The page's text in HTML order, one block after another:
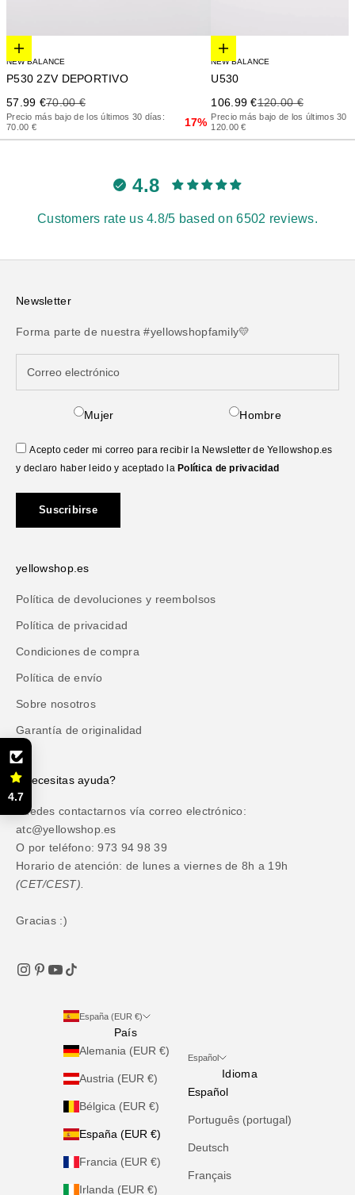
Elige opciones
NEW BALANCE
P530 2ZV DEPORTIVO
Precio de oferta
57.99 €Precio anterior
70.00 €
Precio más bajo de los últimos 30 días:
70.00 €
17%
Elige opciones
NEW BALANCE
U530
Precio de oferta
106.99 €Precio anterior
120.00 €
Precio más bajo de los últimos 30
120.00 €
4.8
Customers rate us 4.8/5 based on 6502 reviews.
Newsletter
Forma parte de nuestra #yellowshopfamily💛
Mujer Hombre
Acepto ceder mi correo para recibir la Newsletter de Yellowshop.es
y declaro haber leido y aceptado la Política de privacidad
Suscribirse
yellowshop.es
Política de devoluciones y reembolsos
Política de privacidad
Condiciones de compra
Política de envío
Sobre nosotros
Garantía de originalidad
¿Necesitas ayuda?
Puedes contactarnos vía correo electrónico:
atc@yellowshop.es
O por teléfono: 973 94 98 39
Horario de atención: de lunes a viernes de 8h a 19h
(CET/CEST).
Gracias :)
España (EUR €)
País
Alemania (EUR €)
Austria (EUR €)
Bélgica (EUR €)
España (EUR €)
Francia (EUR €)
Irlanda (EUR €)
Español
Idioma
Español
Português (portugal)
Deutsch
Français
4.7